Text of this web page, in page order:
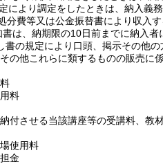
により調定をしたときは、納入義
分費等又は公金振替書により収入
は、納期限の10日前までに納入者
の規定により口頭、掲示その他
の他これらに類するものの販売に
料
付させる当該講座等の受講料、教
使用料
金